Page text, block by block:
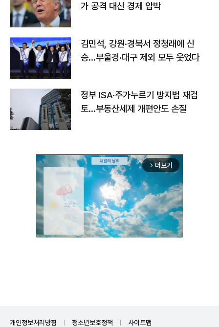
가 공격 대신 경제 압박
김민석, 강원·경북서 정청래에 신
승…부울경·대구 제외 모두 웃었다
정부 ISA·주가누르기 방지법 재검
토…부동산세제 개편안도 손질
arrow_forward_ios 더보기
개인정보처리방침 청소년보호정책 사이트맵